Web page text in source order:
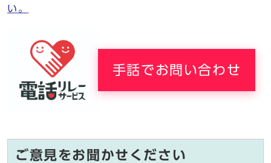
い。
手話でお問い合わせ
ご意見をお聞かせください